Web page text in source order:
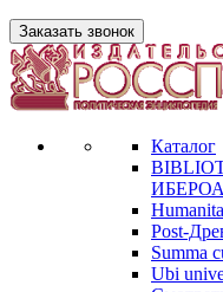
Заказать звонок
Каталог
Post-
Summa
Ubi